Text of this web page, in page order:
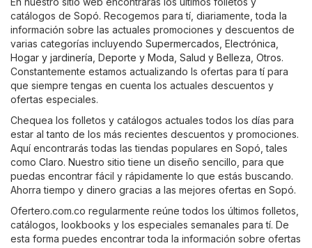
catálogos de Sopó. Recogemos para tí, diariamente, toda la
información sobre las actuales promociones y descuentos de
varias categorías incluyendo Supermercados Electrónica
Hogar y jardinería Deporte y Moda Salud y Belleza Otros.
Constantemente estamos actualizando ls ofertas para tí para
que siempre tengas en cuenta los actuales descuentos y
ofertas especiales.
Chequea los folletos y catálogos actuales todos los días para
estar al tanto de los más recientes descuentos y promociones.
Aquí encontrarás todas las tiendas populares en Sopó, tales
como Claro. Nuestro sitio tiene un diseño sencillo, para que
puedas encontrar fácil y rápidamente lo que estás buscando.
Ahorra tiempo y dinero gracias a las mejores ofertas en Sopó.
Ofertero.com.co regularmente reúne todos los últimos folletos,
catálogos, lookbooks y los especiales semanales para tí. De
esta forma puedes encontrar toda la información sobre ofertas